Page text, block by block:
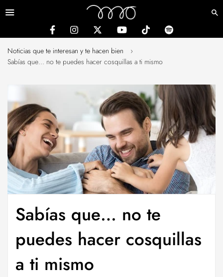
Noticias que te interesan y te hacen bien
›
Sabías que… no te puedes hacer cosquillas a ti mismo
Sabías que… no te
puedes hacer cosquillas
a ti mismo